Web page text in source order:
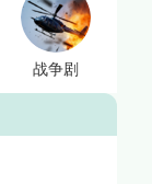
战争剧